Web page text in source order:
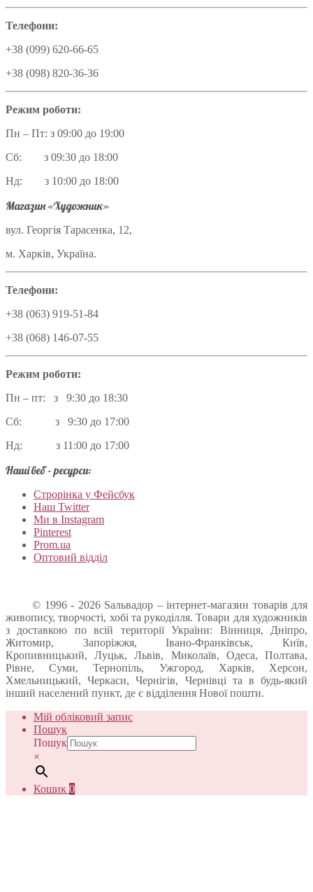
Телефони:
+38 (099) 620-66-65
+38 (098) 820-36-36
Режим роботи:
Пн – Пт: з 09:00 до 19:00
Сб: з 09:30 до 18:00
Нд: з 10:00 до 18:00
Магазин «Художник»
вул. Георгія Тарасенка, 12,
м. Харків, Україна.
Телефони:
+38 (063) 919-51-84
+38 (068) 146-07-55
Режим роботи:
Пн – пт: з 9:30 до 18:30
Сб: з 9:30 до 17:00
Нд: з 11:00 до 17:00
Наші веб – ресурси:
Строрінка у Фейсбук
Наш Twitter
Ми в Instagram
Pinterest
Prom.ua
Оптовий відділ
© 1996 - 2026 Sальвадор – інтернет-магазин товарів для
живопису, творчості, хобі та рукоділля. Товари для художників
з доставкою по всій території України: Вінниця, Дніпро,
Житомир, Запоріжжя, Івано-Франківськ, Київ,
Кропивницький, Луцьк, Львів, Миколаїв, Одеса, Полтава,
Рівне, Суми, Тернопіль, Ужгород, Харків, Херсон,
Хмельницький, Черкаси, Чернігів, Чернівці та в будь-який
інший населений пункт, де є відділення Нової пошти.
Мій обліковий запис
Пошук
Пошук
×
Кошик 0